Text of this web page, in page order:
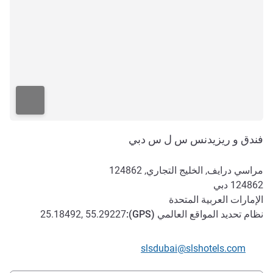
فندق و ريزيدنس س ل س دبي
مراسي درايف, الخليج التجاري, 124862
124862 دبي
الإمارات العربية المتحدة
نظام تحديد المواقع العالمي (GPS
):
25.18492, 55.29227
تواصل معنا عبر البريد الإلكتروني
slsdubai@slshotels.com